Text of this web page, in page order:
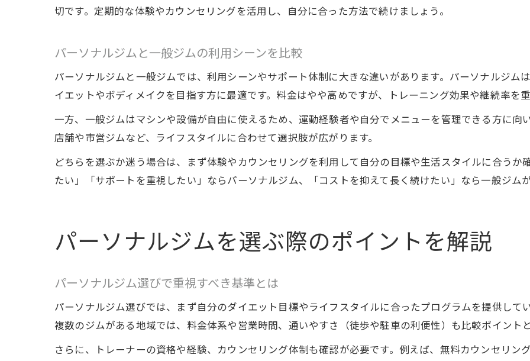
切です。定期的な体験やカウンセリングを活用し、自分に合った方法で続けましょう。
パーソナルジムと一般ジムの利用シーンを比較
パーソナルジムと一般ジムでは、利用シーンやサポート体制に大きな違いがあります。パーソナルジム
イエットやボディメイクを目指す方に最適です。料金はやや高めですが、トレーニング効果や継続率を
一方、一般ジムはマシンや設備が自由に使えるため、運動経験者や自分でメニューを管理できる方に向
店舗や市営ジムなど、ライフスタイルに合わせて選択肢が広がります。
どちらを選ぶか迷う場合は、まず体験やカウンセリングを利用して自分の目標や生活スタイルに合う
たい」「サポートを重視したい」ならパーソナルジム、「コストを抑えて長く続けたい」なら一般ジム
パーソナルジムを選ぶ際のポイントを解説
パーソナルジム選びで重視すべき基準とは
パーソナルジム選びでは、まず自分のダイエット目標やライフスタイルに合ったプログラムを提供して
複数のジムがある地域では、料金体系や営業時間、通いやすさ（徒歩や駐車の利便性）も比較ポイント
さらに、トレーナーの資格や経験、カウンセリング体制も確認が必要です。例えば、無料カウンセリン